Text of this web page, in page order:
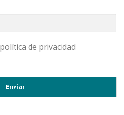
política de privacidad
Enviar